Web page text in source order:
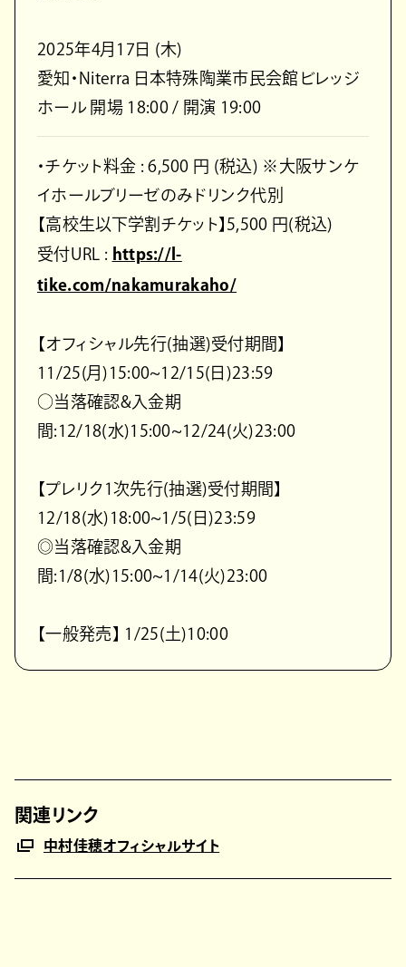
2025年4月17日 (木)
愛知・Niterra 日本特殊陶業市民会館ビレッジ
ホール 開場 18:00 / 開演 19:00
・チケット料金 : 6,500 円 (税込) ※大阪サンケ
イホールブリーゼのみドリンク代別
【高校生以下学割チケット】5,500 円(税込)
受付URL : https://l-
tike.com/nakamurakaho/
【オフィシャル先行(抽選)受付期間】
11/25(月)15:00~12/15(日)23:59
○当落確認&入金期
間:12/18(水)15:00~12/24(火)23:00
【プレリク1次先行(抽選)受付期間】
12/18(水)18:00~1/5(日)23:59
◎当落確認&入金期
間:1/8(水)15:00~1/14(火)23:00
【一般発売】 1/25(土)10:00
関連リンク
中村佳穂オフィシャルサイト